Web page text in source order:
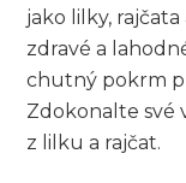
jako⁤ lilky,
zdravé a
‌chutný pokrm
Zdokonalte⁢ své
z lilku a rajčat.